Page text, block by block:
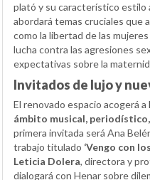
plató y su característico estilo
abordará temas cruciales que
como la libertad de las
lucha contra las agresiones
expectativas sobre la
Invitados de lujo y
El renovado espacio acogerá a
ámbito musical,
primera invitada será Ana
trabajo titulado ‘Vengo con
Leticia Dolera, directora y
dialogará con Henar sobre